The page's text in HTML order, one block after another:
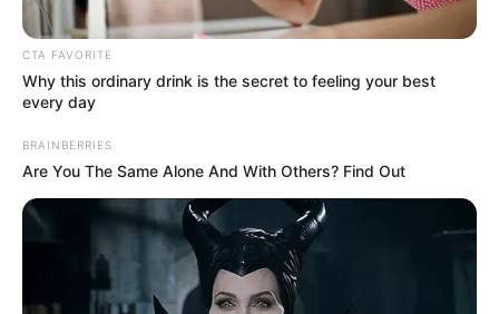
CTA FAVORITE
Why this ordinary drink is the secret to feeling your best
every day
BRAINBERRIES
Are You The Same Alone And With Others? Find Out